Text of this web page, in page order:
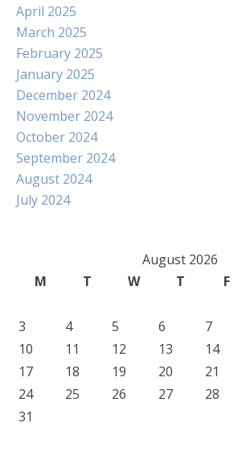
April 2025
March 2025
February 2025
January 2025
December 2024
November 2024
October 2024
September 2024
August 2024
July 2024
August 2026
M
T W T F
3
4 5 6 7
10
11 12 13 14
17
18 19 20 21
24
25 26 27 28
31